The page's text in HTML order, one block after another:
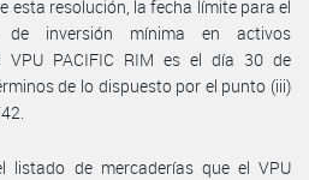
esta resolución, la fecha límite para el
de inversión mínima en activos
PACIFIC RIM es el día 30 de
de lo dispuesto por el punto (iii)
listado de mercaderías que el VPU